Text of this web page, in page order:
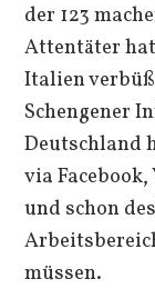
der 123
Attentäter
Italien
Schengener
Deutschland
via
und schon
müssen.